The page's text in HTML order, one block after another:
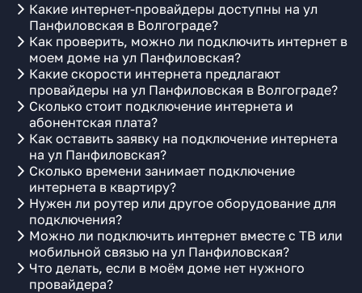
Какие интернет-провайдеры доступны на ул
Панфиловская в Волгограде?
Как проверить, можно ли подключить интернет в
моем доме на ул Панфиловская?
Какие скорости интернета предлагают
провайдеры на ул Панфиловская в Волгограде?
Сколько стоит подключение интернета и
абонентская плата?
Как оставить заявку на подключение интернета
на ул Панфиловская?
Сколько времени занимает подключение
интернета в квартиру?
Нужен ли роутер или другое оборудование для
подключения?
Можно ли подключить интернет вместе с ТВ или
мобильной связью на ул Панфиловская?
Что делать, если в моём доме нет нужного
провайдера?